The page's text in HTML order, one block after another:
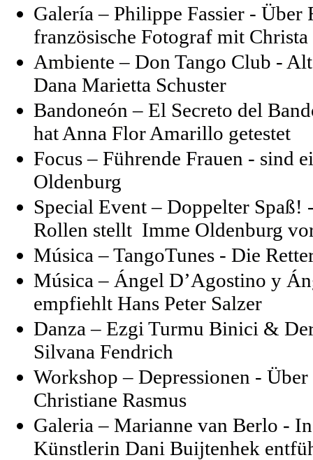
Galería – Philippe Fassier -
französische Fotograf mit
Ambiente – Don Tango Club -
Dana Marietta Schuster
Bandoneón – El Secreto del
hat Anna Flor Amarillo getestet
Focus – Führende Frauen - sind
Oldenburg
Special Event – Doppelter
Rollen stellt Imme Oldenburg
Música – TangoTunes - Die
Música – Ángel D’Agostino y
empfiehlt Hans Peter Salzer
Danza – Ezgi Turmu Binici &
Silvana Fendrich
Workshop – Depressionen -
Christiane Rasmus
Galeria – Marianne van Berlo -
Künstlerin Dani Buijtenhek